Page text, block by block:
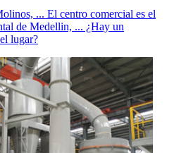
... El centro comercial es el
de Medellin, ... ¿Hay un
lugar?